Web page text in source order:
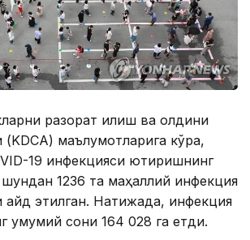
разорат қилиш ва олдини
(KDCA) маълумотларига кўра,
19 инфекцияси юқтиришнинг
шундан 1236 та маҳаллий инфекция
қайд этилган. Натижада, инфекция
умумий сони 164 028 га етди.